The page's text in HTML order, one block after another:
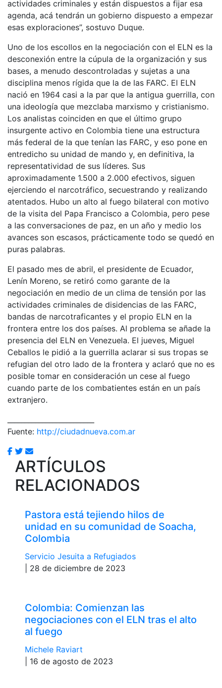
actividades criminales y están dispuestos a fijar esa
agenda, acá tendrán un gobierno dispuesto a empezar
esas exploraciones”, sostuvo Duque.
Uno de los escollos en la negociación con el ELN es la
desconexión entre la cúpula de la organización y sus
bases, a menudo descontroladas y sujetas a una
disciplina menos rígida que la de las FARC. El ELN
nació en 1964 casi a la par que la antigua guerrilla, con
una ideología que mezclaba marxismo y cristianismo.
Los analistas coinciden en que el último grupo
insurgente activo en Colombia tiene una estructura
más federal de la que tenían las FARC, y eso pone en
entredicho su unidad de mando y, en definitiva, la
representatividad de sus líderes. Sus
aproximadamente 1.500 a 2.000 efectivos, siguen
ejerciendo el narcotráfico, secuestrando y realizando
atentados. Hubo un alto al fuego bilateral con motivo
de la visita del Papa Francisco a Colombia, pero pese
a las conversaciones de paz, en un año y medio los
avances son escasos, prácticamente todo se quedó en
puras palabras.
El pasado mes de abril, el presidente de Ecuador,
Lenín Moreno, se retiró como garante de la
negociación en medio de un clima de tensión por las
actividades criminales de disidencias de las FARC,
bandas de narcotraficantes y el propio ELN en la
frontera entre los dos países. Al problema se añade la
presencia del ELN en Venezuela. El jueves, Miguel
Ceballos le pidió a la guerrilla aclarar si sus tropas se
refugian del otro lado de la frontera y aclaró que no es
posible tomar en consideración un cese al fuego
cuando parte de los combatientes están en un país
extranjero.
Fuente: http://ciudadnueva.com.ar
ARTÍCULOS
RELACIONADOS
Pastora está tejiendo hilos de
unidad en su comunidad de Soacha,
Colombia
Servicio Jesuita a Refugiados
| 28 de diciembre de 2023
Colombia: Comienzan las
negociaciones con el ELN tras el alto
al fuego
Michele Raviart
| 16 de agosto de 2023